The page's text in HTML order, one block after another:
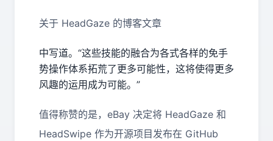
关于 HeadGaze 的博客文章
中写道。“这些技能的融合为各式各样的免手
势操作体系拓荒了更多可能性，这将使得更多
风趣的运用成为可能。”
值得称赞的是，eBay 决定将 HeadGaze 和
HeadSwipe 作为开源项目发布在 GitHub